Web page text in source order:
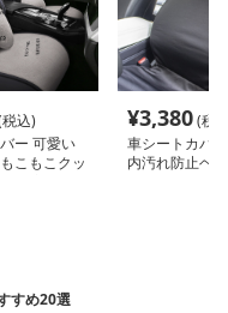
込)
ー 可愛い
こもこクッ
¥3,380(税
車シートカバ
内汚れ防止ヘ
すめ20選